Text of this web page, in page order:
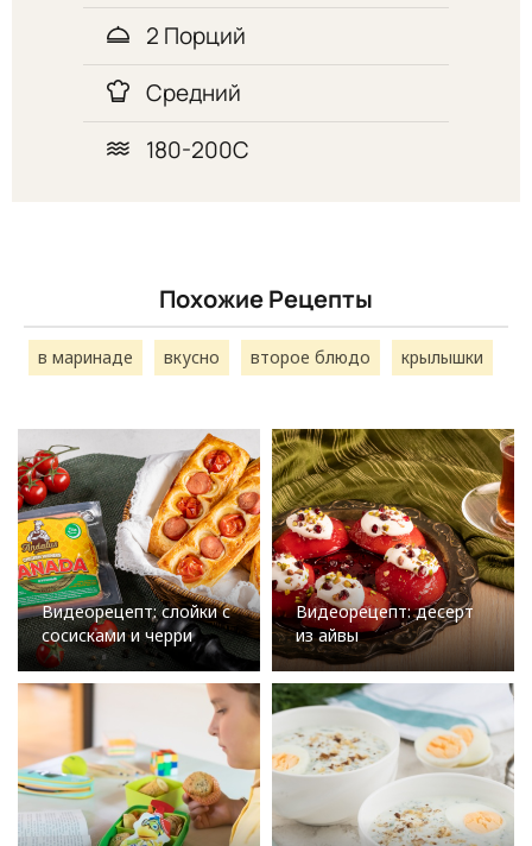
2 Порций
Средний
180-200С
Похожие Рецепты
в маринаде вкусно второе блюдо крылышки
Видеорецепт: слойки с
сосисками и черри
Видеорецепт: десерт
из айвы